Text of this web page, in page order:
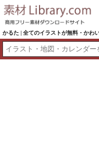
かるた | 全てのイラストが無料・かわ